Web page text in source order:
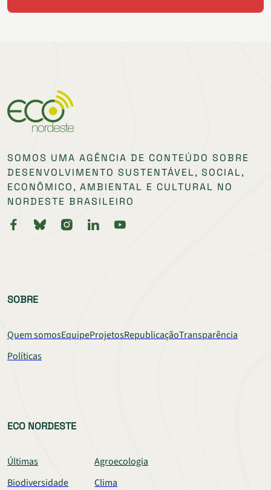
SOMOS UMA AGÊNCIA DE CONTEÚDO SOBRE
DESENVOLVIMENTO SUSTENTÁVEL, SOCIAL,
ECONÔMICO, AMBIENTAL E CULTURAL NO
NORDESTE BRASILEIRO
SOBRE
Quem somosEquipeProjetosRepublicaçãoTransparência
Políticas
ECO NORDESTE
Últimas
Agroecologia
Biodiversidade
Clima